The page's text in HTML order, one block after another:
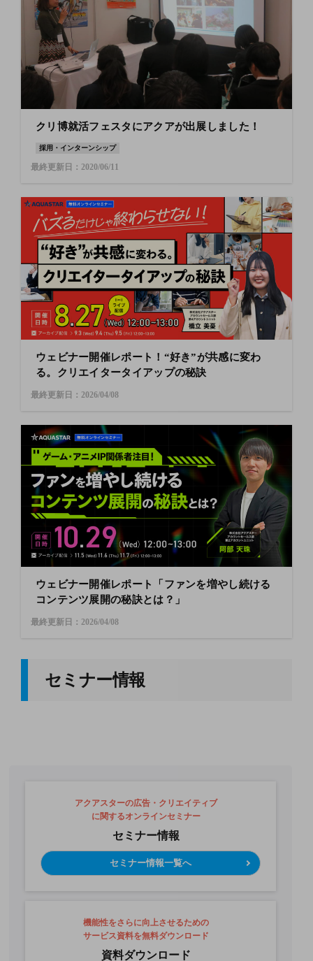
クリ博就活フェスタにアクアが出展しました！
採用・インターンシップ
最終更新日：2020/06/11
ウェビナー開催レポート！“好き”が共感に変わ
る。クリエイタータイアップの秘訣
最終更新日：2026/04/08
ウェビナー開催レポート「ファンを増やし続ける
コンテンツ展開の秘訣とは？」
最終更新日：2026/04/08
セミナー情報
アクアスターの広告・クリエイティブ
に関するオンラインセミナー
セミナー情報
セミナー情報一覧へ
機能性をさらに向上させるための
サービス資料を無料ダウンロード
資料ダウンロード